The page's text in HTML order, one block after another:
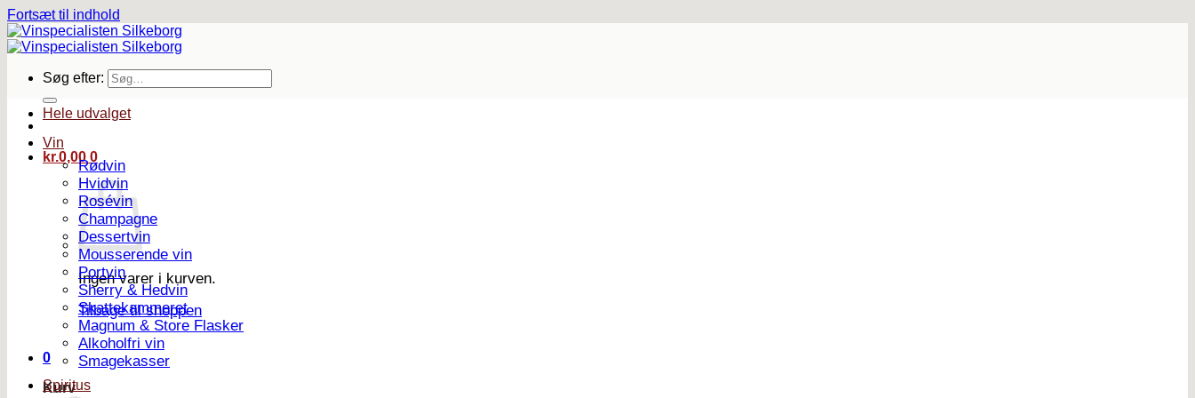
Fortsæt til indhold
Søg efter:
kr.0,00 0
Ingen varer i kurven.
Tilbage til shoppen
0
Kurv
Hele udvalget
Vin
Rødvin
Hvidvin
Rosévin
Champagne
Dessertvin
Mousserende vin
Portvin
Sherry & Hedvin
Skattekammeret
Magnum & Store Flasker
Alkoholfri vin
Smagekasser
Spiritus